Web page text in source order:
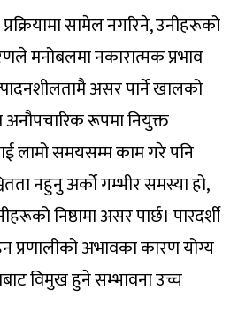
सामेल नगरिने, उनीहरूको
मनोबलमा नकारात्मक प्रभाव
असर पार्ने खालको
अनौपचारिक रूपमा नियुक्त
लामो समयसम्म काम गरे पनि
नहुनु अर्को गम्भीर समस्या हो,
निष्ठामा असर पार्छ। पारदर्शी
प्रणालीको अभावका कारण योग्य
विमुख हुने सम्भावना उच्च